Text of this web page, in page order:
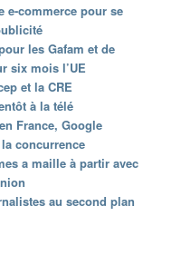
e-commerce pour se
les Gafam et de
six mois l’UE
et la CRE
à la télé
France, Google
concurrence
a maille à partir avec
au second plan